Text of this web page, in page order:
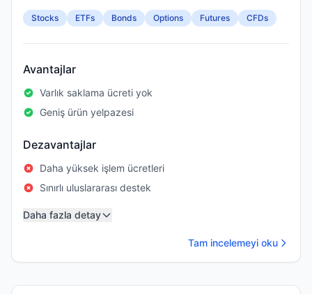
Stocks ETFs Bonds Options Futures CFDs
Avantajlar
Varlık saklama ücreti yok
Geniş ürün yelpazesi
Dezavantajlar
Daha yüksek işlem ücretleri
Sınırlı uluslararası destek
Daha fazla detay
Tam incelemeyi oku